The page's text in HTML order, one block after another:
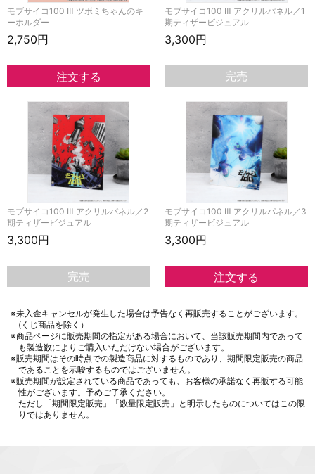
モブサイコ100 Ⅲ ツボミちゃんのキ
ーホルダー
2,750円
モブサイコ100 Ⅲ アクリルパネル／1
期ティザービジュアル
3,300円
完売
モブサイコ100 Ⅲ アクリルパネル／2
期ティザービジュアル
3,300円
完売
モブサイコ100 Ⅲ アクリルパネル／3
期ティザービジュアル
3,300円
※未入金キャンセルが発生した場合は予告なく再販売することがございます。
(くじ商品を除く）
※商品ページに販売期間の指定がある場合において、当該販売期間内であって
も製造数によりご購入いただけない場合がございます。
※販売期間はその時点での製造商品に対するものであり、期間限定販売の商品
であることを示唆するものではございません。
※販売期間が設定されている商品であっても、お客様の承諾なく再販する可能
性がございます。予めご了承ください。
ただし「期間限定販売」「数量限定販売」と明示したものについてはこの限
りではありません。